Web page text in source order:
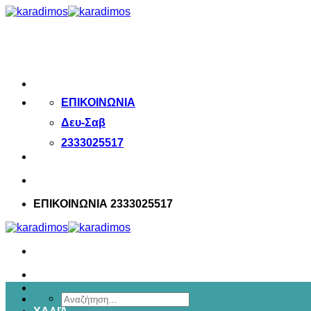
Μετάβαση
ΕΠΙΚΟΙΝΩΝΙΑ
Δευ-Σαβ
2333025517
ΕΠΙΚΟΙΝΩΝΙΑ 2333025517
Αναζήτηση